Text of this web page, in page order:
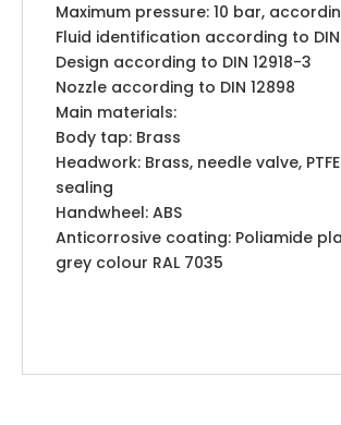
Maximum pressure: 10 bar,
Fluid identification according to
Design according to DIN 12918-3
Nozzle according to DIN 12898
Main materials:
Body tap: Brass
Headwork: Brass, needle valve,
sealing
Handwheel: ABS
Anticorrosive coating: Poliamide
grey colour RAL 7035